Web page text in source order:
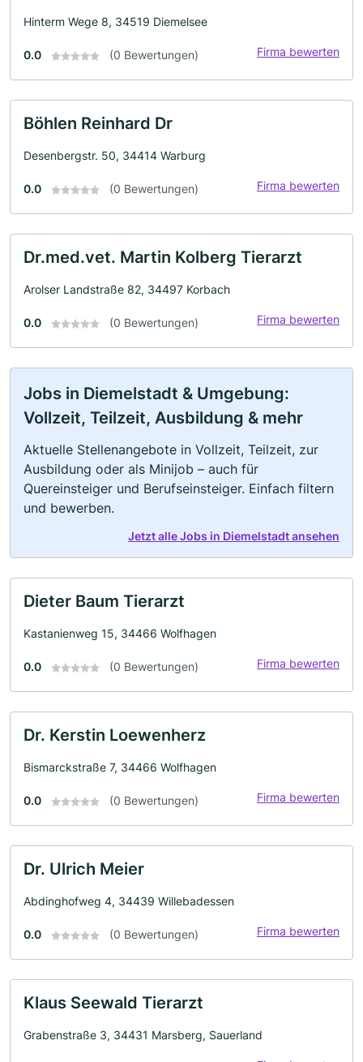
Hinterm Wege 8, 34519 Diemelsee
0.0 (0 Bewertungen) Firma bewerten
Böhlen Reinhard Dr
Desenbergstr. 50, 34414 Warburg
0.0 (0 Bewertungen) Firma bewerten
Dr.med.vet. Martin Kolberg Tierarzt
Arolser Landstraße 82, 34497 Korbach
0.0 (0 Bewertungen) Firma bewerten
Jobs in Diemelstadt & Umgebung:
Vollzeit, Teilzeit, Ausbildung & mehr
Aktuelle Stellenangebote in Vollzeit, Teilzeit, zur
Ausbildung oder als Minijob – auch für
Quereinsteiger und Berufseinsteiger. Einfach filtern
und bewerben.
Jetzt alle Jobs in Diemelstadt ansehen
Dieter Baum Tierarzt
Kastanienweg 15, 34466 Wolfhagen
0.0 (0 Bewertungen) Firma bewerten
Dr. Kerstin Loewenherz
Bismarckstraße 7, 34466 Wolfhagen
0.0 (0 Bewertungen) Firma bewerten
Dr. Ulrich Meier
Abdinghofweg 4, 34439 Willebadessen
0.0 (0 Bewertungen) Firma bewerten
Klaus Seewald Tierarzt
Grabenstraße 3, 34431 Marsberg, Sauerland